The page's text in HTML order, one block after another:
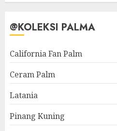
@KOLEKSI PALMA
California Fan Palm
Ceram Palm
Latania
Pinang Kuning